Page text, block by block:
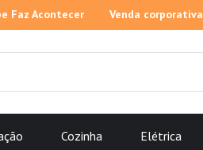
Faz Acontecer Venda corporativa
Cozinha Elétrica